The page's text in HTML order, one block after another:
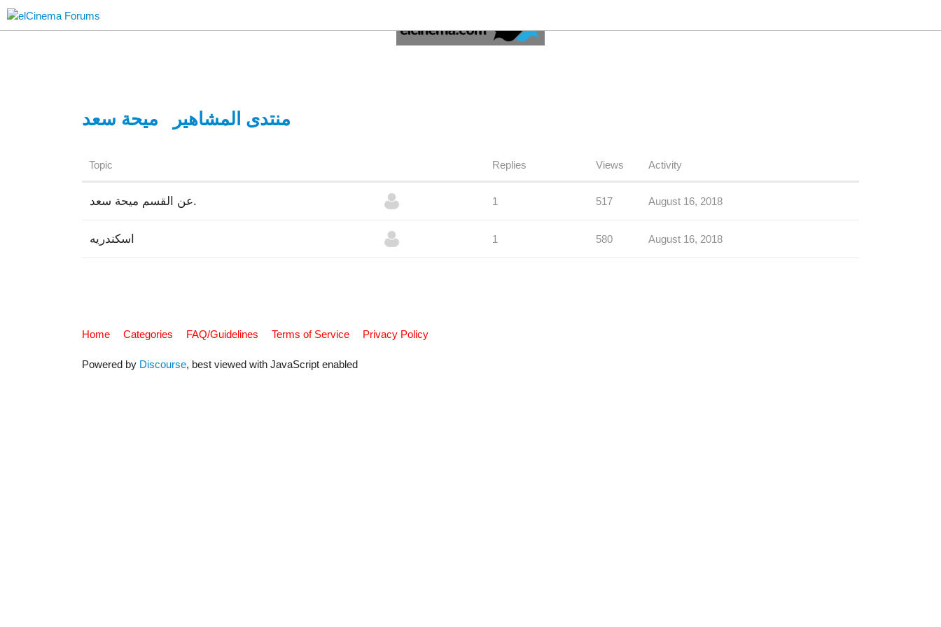
منتدى المشاهير ميحة سعد
Topic Replies Views Activity
عن القسم ميحة سعد. 1 517 August 16, 2018
اسكندريه 1 580 August 16, 2018
Home Categories FAQ/Guidelines Terms of Service Privacy Policy
Powered by Discourse, best viewed with JavaScript enabled